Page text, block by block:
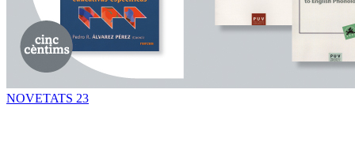
NOVETATS 23